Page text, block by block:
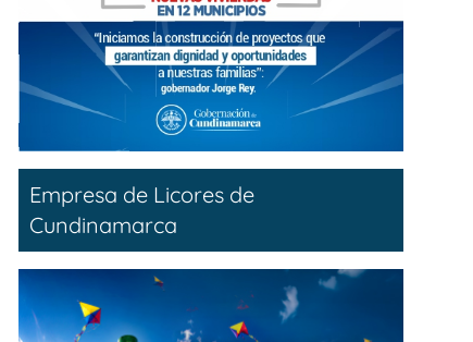
Empresa de Licores de
Cundinamarca